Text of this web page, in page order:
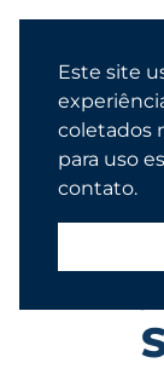
Este site
coletados
para uso
contato.